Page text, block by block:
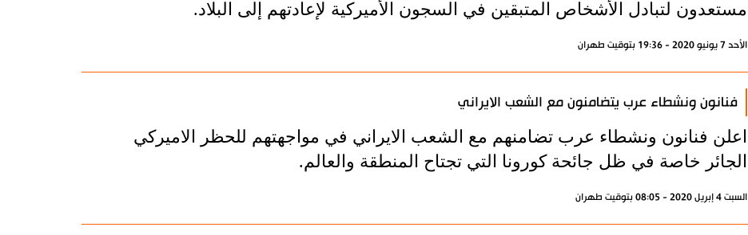
مستعدون لتبادل الأشخاص المتبقين في السجون الأميركية لإعادتهم إلى البلاد.
الأحد 7 يونيو 2020 - 19:36 بتوقيت طهران
فنانون ونشطاء عرب يتضامنون مع الشعب الايراني
اعلن فنانون ونشطاء عرب تضامنهم مع الشعب الايراني في مواجهتهم للحظر الاميركي
الجائر خاصة في ظل جائحة كورونا التي تجتاح المنطقة والعالم.
السبت 4 إبريل 2020 - 08:05 بتوقيت طهران